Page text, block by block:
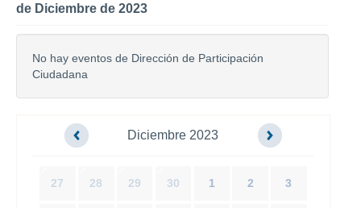
de Diciembre de 2023
No hay eventos de Dirección de Participación
Ciudadana
Diciembre 2023
27 28 29 30 1 2 3